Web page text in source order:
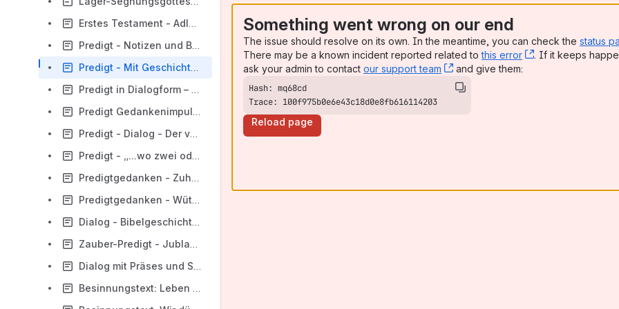
Erstes Testament - Adler - Fürsorge
Predigt - Notizen und Bild, was Kirche sein sollte
Predigt - Mit Geschichte der farbigen Brille
Predigt in Dialogform – Jesus bändigt Sturm
Predigt Gedankenimpuls - «Wie man in den Wald hineinruft, so kommt es zurück»
Predigt - Dialog - Der versteckte Schatz und die Perle
Predigt - „...wo zwei oder drei in deinem Namen zusammen sind.“
Predigtgedanken - Zuhören
Predigtgedanken - Wütig sein
Dialog - Bibelgeschichte - Brotvermehrung
Zauber-Predigt - Jubla-mit ihren Grundsätzen
Dialog mit Präses und Scharleiterin über die 5 Grundsätze
Besinnungstext: Leben mit offenen Augen
Something went wrong on our end
The issue should resolve on its own. In the meantime, you can check the status
There may be a known incident reported related tothis error , (opens new
. If it keeps
ask your admin to contact our support team , (opens new window)
and give them:
Trace: 100f975b0e6e43c18d0e8fb616114203
Reload page